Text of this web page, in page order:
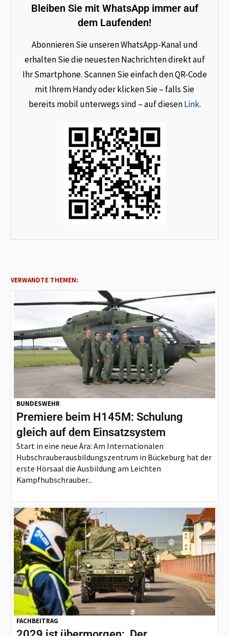
Bleiben Sie mit WhatsApp immer auf
dem Laufenden!
Abonnieren Sie unseren WhatsApp-Kanal und
erhalten Sie die neuesten Nachrichten direkt auf
Ihr Smartphone. Scannen Sie einfach den QR-Code
mit Ihrem Handy oder klicken Sie – falls Sie
bereits mobil unterwegs sind – auf diesenLink.
VERWANDTE THEMEN:
BUNDESWEHR
Premiere beim H145M: Schulung
gleich auf dem Einsatzsystem
Start in eine neue Ära: Am Internationalen
Hubschrauberausbildungszentrum in Bückeburg hat der
erste Hörsaal die Ausbildung am Leichten
Kampfhubschrauber...
FACHBEITRAG